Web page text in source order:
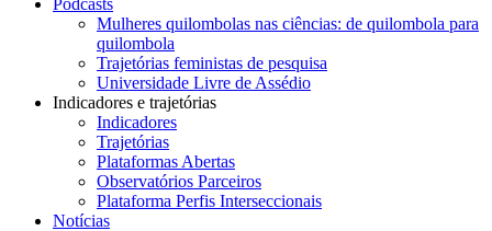
Mulheres quilombolas nas ciências: de quilombola para
quilombola
Trajetórias feministas de pesquisa
Universidade Livre de Assédio
Indicadores e trajetórias
Indicadores
Trajetórias
Plataformas Abertas
Observatórios Parceiros
Plataforma Perfis Interseccionais
Notícias